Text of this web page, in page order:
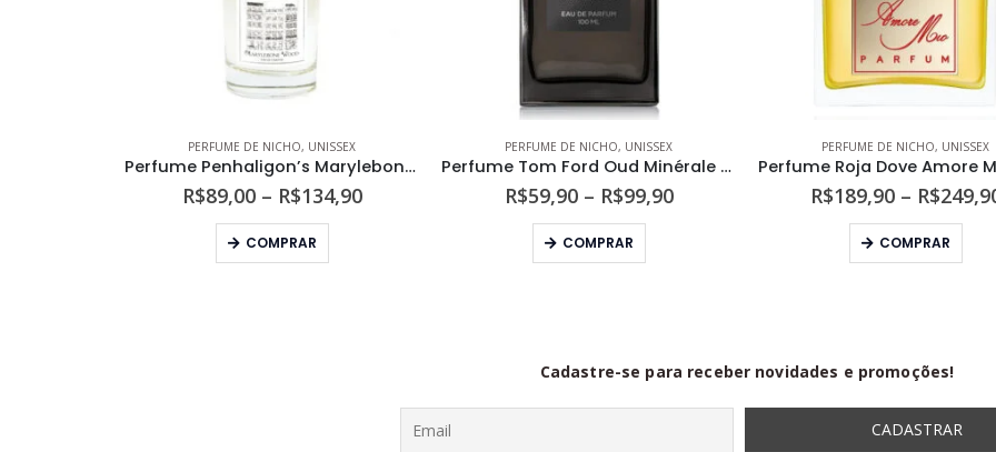
PERFUME DE NICHO, UNISSEX
Perfume Penhaligon’s Marylebone Wood Unissex Eau de Parfum
R$89,00 – R$134,90Faixa
COMPRAR
Este produto tem várias variantes. As opções podem ser escolhidas na página do produto
PERFUME DE NICHO, UNISSEX
Perfume Tom Ford Oud Minérale Unissex Eau de Parfum
R$59,90 – R$99,90Faixa
COMPRAR
Este produto tem várias variantes. As opções podem ser escolhidas na página do produto
PERFUME DE NICHO, UNISSEX
R$189,90 – R$
COMPRAR
Este produto tem várias variantes. As opções podem ser
Cadastre-se para receber novidades e promoções!